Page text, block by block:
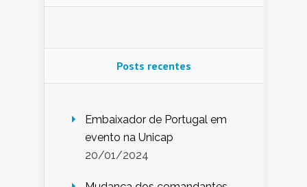
Posts recentes
Embaixador de Portugal em
evento na Unicap
20/01/2024